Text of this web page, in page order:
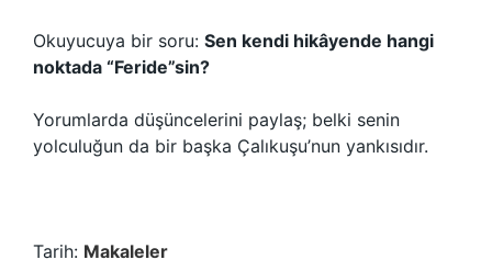
Okuyucuya bir soru: Sen kendi hikâyende hangi
noktada “Feride”sin?
Yorumlarda düşüncelerini paylaş; belki senin
yolculuğun da bir başka Çalıkuşu’nun yankısıdır.
Tarih: Makaleler